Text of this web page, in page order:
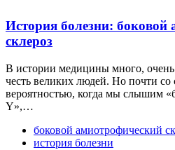
История болезни: боковой
склероз
В истории медицины много,
честь великих людей. Но почти со
вероятностью, когда мы слышим
Y»,…
боковой амиотрофический
история болезни